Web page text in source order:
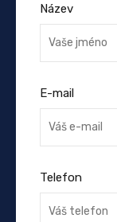
Název
E-mail
Telefon